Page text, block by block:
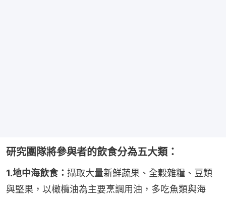
研究團隊將參與者的飲食分為五大類：
1.地中海飲食： 攝取大量新鮮蔬果、全穀雜糧、豆類
與堅果，以橄欖油為主要烹調用油，多吃魚類與海